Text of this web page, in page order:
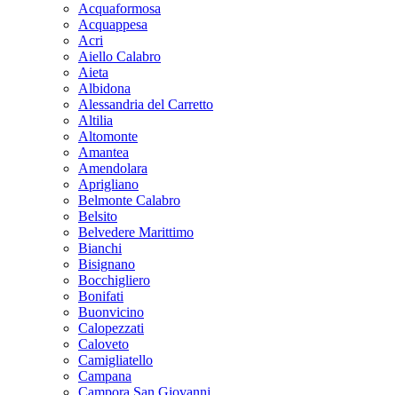
Acquaformosa
Acquappesa
Acri
Aiello Calabro
Aieta
Albidona
Alessandria del Carretto
Altilia
Altomonte
Amantea
Amendolara
Aprigliano
Belmonte Calabro
Belsito
Belvedere Marittimo
Bianchi
Bisignano
Bocchigliero
Bonifati
Buonvicino
Calopezzati
Caloveto
Camigliatello
Campana
Campora San Giovanni